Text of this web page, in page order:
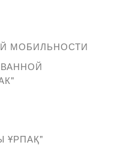
МОБИЛЬНОСТИ
ҰРПАҚ"